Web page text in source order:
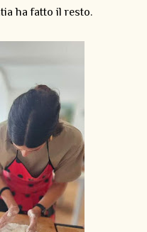
ha fatto il resto.